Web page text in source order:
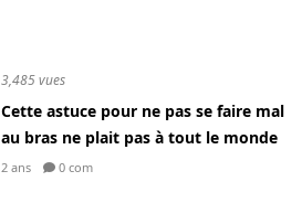
3,485 vues
Cette astuce pour ne pas se faire mal
au bras ne plait pas à tout le monde
2 ans 0 com